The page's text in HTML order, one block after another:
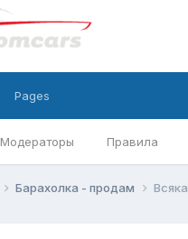
Модераторы Правила
Pages
Барахолка - продам